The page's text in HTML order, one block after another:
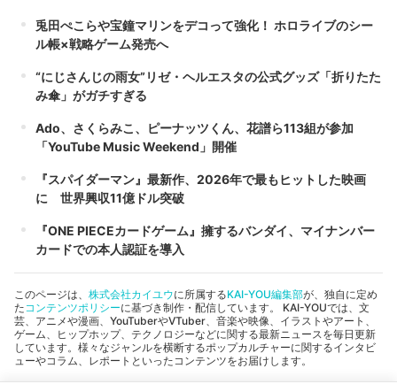
兎田ぺこらや宝鐘マリンをデコって強化！ ホロライブのシー
ル帳×戦略ゲーム発売へ
“にじさんじの雨女”リゼ・ヘルエスタの公式グッズ「折りたた
み傘」がガチすぎる
Ado、さくらみこ、ピーナッツくん、花譜ら113組が参加
「YouTube Music Weekend」開催
『スパイダーマン』最新作、2026年で最もヒットした映画
に 世界興収11億ドル突破
『ONE PIECEカードゲーム』擁するバンダイ、マイナンバー
カードでの本人認証を導入
このページは、 株式会社カイユウに所属するKAI-YOU編集部が、独自に定め
たコンテンツポリシーに基づき制作・配信しています。 KAI-YOUでは、文
芸、アニメや漫画、YouTuberやVTuber、音楽や映像、イラストやアート、
ゲーム、ヒップホップ、テクノロジーなどに関する最新ニュースを毎日更新
しています。様々なジャンルを横断するポップカルチャーに関するインタビ
ューやコラム、レポートといったコンテンツをお届けします。